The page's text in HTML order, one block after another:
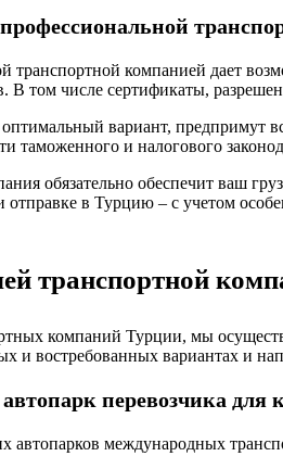
профессиональной
транспортной компанией дает
том числе сертификаты,
вариант, предпримут
таможенного и налогового
обязательно обеспечит ваш
в Турцию – с учетом
транспортной
компаний Турции, мы
и востребованных вариантах и
перевозчика для
международных